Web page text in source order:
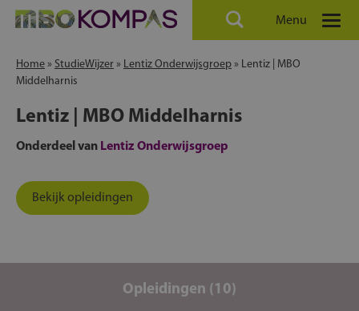
Menu
Home » StudieWijzer » Lentiz Onderwijsgroep » Lentiz | MBO
Middelharnis
Lentiz | MBO Middelharnis
Onderdeel van Lentiz Onderwijsgroep
Bekijk opleidingen
Opleidingen (10)